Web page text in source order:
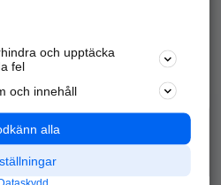
Populära sökningar
Annonsera
Integritet
Nödnummer
och upptäcka
fel
och innehåll
alla